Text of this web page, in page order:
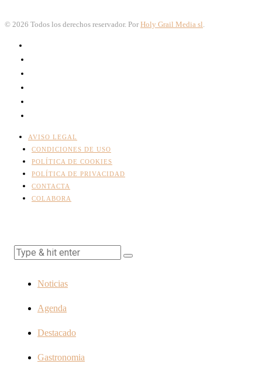
© 2026 Todos los derechos reservador. Por Holy Grail Media sl
AVISO LEGAL
CONDICIONES DE USO
POLÍTICA DE COOKIES
POLÍTICA DE PRIVACIDAD
CONTACTA
COLABORA
Noticias
Agenda
Destacado
Gastronomia